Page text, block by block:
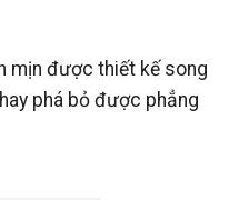
mịn được thiết kế song
phá bỏ được phẳng